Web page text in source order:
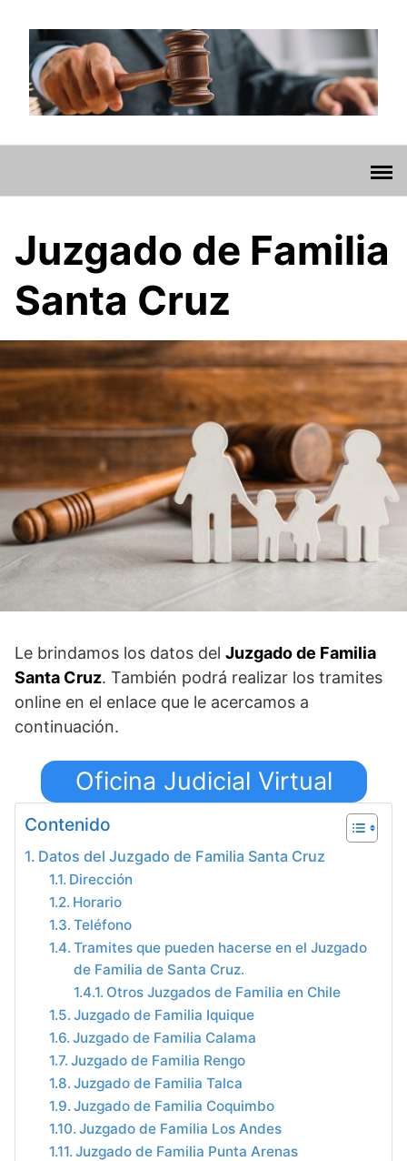
contenido
Juzgado de Familia
Santa Cruz
Le brindamos los datos del Juzgado de Familia
Santa Cruz. También podrá realizar los tramites
online en el enlace que le acercamos a
continuación.
Oficina Judicial Virtual
Contenido
Datos del Juzgado de Familia Santa Cruz
Dirección
Horario
Teléfono
Tramites que pueden hacerse en el Juzgado
de Familia de Santa Cruz.
Otros Juzgados de Familia en Chile
Juzgado de Familia Iquique
Juzgado de Familia Calama
Juzgado de Familia Rengo
Juzgado de Familia Talca
Juzgado de Familia Coquimbo
Juzgado de Familia Los Andes
Juzgado de Familia Punta Arenas